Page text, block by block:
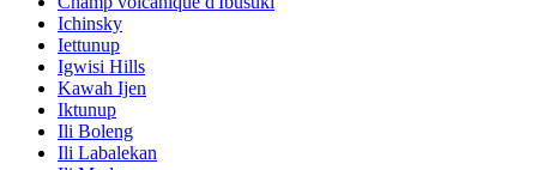
Ichinsky
Iettunup
Igwisi Hills
Kawah Ijen
Iktunup
Ili Boleng
Ili Labalekan